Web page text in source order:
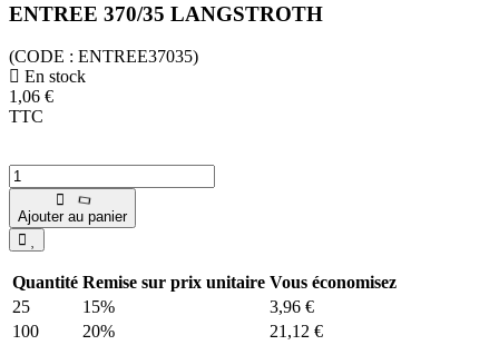
ENTREE 370/35 LANGSTROTH
(CODE : ENTREE37035)
En stock
1,06 €
TTC
Ajouter au panier
Quantité Remise sur prix unitaire Vous économisez
25
15%
3,96 €
100
20%
21,12 €